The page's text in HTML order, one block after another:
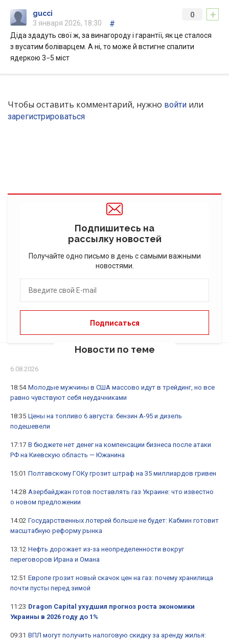
+
0
gucci
3 января 2026, 18:30
#
Діда здадуть свої ж, за винагороду і гарантії, як це сталося
з вусатим боліварцем. А ні, то може й встигне спалити
ядеркою 3−5 міст
Чтобы оставить комментарий, нужно войти или
зарегистрироваться
Подпишитесь на
рассылку новостей
Получайте одно письмо в день с самыми важными
новостями.
Новости по теме
6.08.2026
18:54 Молодые мужчины в США массово идут в трейдинг, но все
равно чувствуют себя неудачниками
18:35 Цены на топливо 6 августа: бензин А-95 и дизель
подешевели
17:17 В бюджете нет денег на компенсации бизнеса после атаки
РФ на Киевскую область — Южанина
15:01 Полтавскому ГОКу грозит штраф на 35 миллиардов гривен
14:28 Азербайджан готов поставлять газ Украине: что известно
о новом предложении
14:02 Государственных лотерей больше не будет: Кабмин готовит
масштабную реформу рынка
13:12 Нефть дорожает из-за неопределенности вокруг
переговоров Ирана и Омана
12:51 Европе грозит новый скачок цен на газ: почему хранилища
почти пусты перед зимой
11:23 Dragon Capital ухудшил прогноз роста экономики
Украины в 2026 году до 1%
09:31 ВПЛ могут получить налоговую скидку за аренду жилья: